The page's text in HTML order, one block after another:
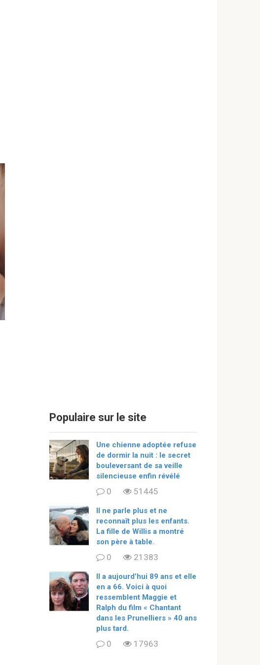
Populaire sur le site
Une chienne adoptée refuse
de dormir la nuit : le secret
bouleversant de sa veille
silencieuse enfin révélé
0 51445
Il ne parle plus et ne
reconnaît plus les enfants.
La fille de Willis a montré
son père à table.
0 21383
ll a aujourd’hui 89 ans et elle
en a 66. Voici à quoi
ressemblent Maggie et
Ralph du film « Chantant
dans les Prunelliers » 40 ans
plus tard.
0 17963